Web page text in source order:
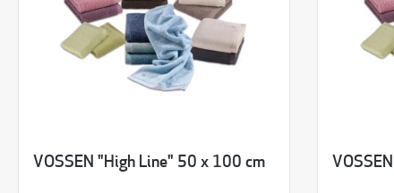
VOSSEN "High Line" 50 x 100 cm